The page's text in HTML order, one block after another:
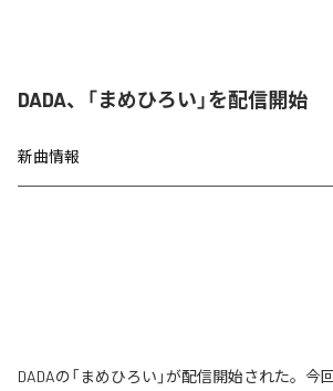
DADA、「まめひろい」を配信開始
新曲情報
DADAの「まめひろい」が配信開始された。今